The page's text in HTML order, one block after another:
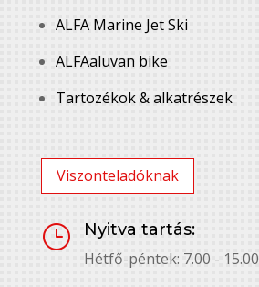
ALFA Marine Jet Ski
ALFAaluvan bike
Tartozékok & alkatrészek
Viszonteladóknak
}
Nyitva tartás:
Hétfő-péntek: 7.00 - 15.00